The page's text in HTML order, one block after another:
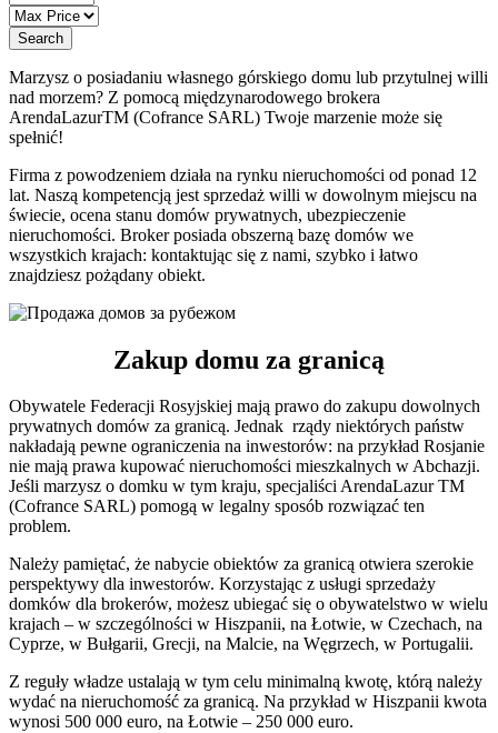
Search
Marzysz o posiadaniu własnego górskiego domu lub przytulnej willi
nad morzem? Z pomocą międzynarodowego brokera
ArendaLazurTM (Cofrance SARL) Twoje marzenie może się
spełnić!
Firma z powodzeniem działa na rynku nieruchomości od ponad 12
lat. Naszą kompetencją jest sprzedaż willi w dowolnym miejscu na
świecie, ocena stanu domów prywatnych, ubezpieczenie
nieruchomości. Broker posiada obszerną bazę domów we
wszystkich krajach: kontaktując się z nami, szybko i łatwo
znajdziesz pożądany obiekt.
Zakup domu za granicą
Obywatele Federacji Rosyjskiej mają prawo do zakupu dowolnych
prywatnych domów za granicą. Jednak ​​ rządy niektórych państw
nakładają pewne ograniczenia na inwestorów: na przykład Rosjanie
nie mają prawa kupować nieruchomości mieszkalnych w Abchazji.
Jeśli marzysz o domku w tym kraju, specjaliści ArendaLazur TM
(Cofrance SARL) pomogą w legalny sposób rozwiązać ten
problem.
Należy pamiętać, że nabycie obiektów za granicą otwiera szerokie
perspektywy dla inwestorów. Korzystając z usługi sprzedaży
domków dla brokerów, możesz ubiegać się o obywatelstwo w wielu
krajach – w szczególności w Hiszpanii, na Łotwie, w Czechach, na
Cyprze, w Bułgarii, Grecji, na Malcie, na Węgrzech, w Portugalii.
Z reguły władze ustalają w tym celu minimalną kwotę, którą należy
wydać na nieruchomość za granicą. Na przykład w Hiszpanii kwota
wynosi 500 000 euro, na Łotwie – 250 000 euro.